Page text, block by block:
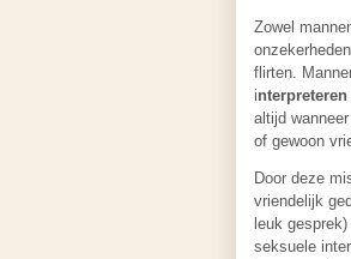
Zowel
flirten.
i
altijd
of gewoon
Door deze
vriendelijk
leuk
seksuele